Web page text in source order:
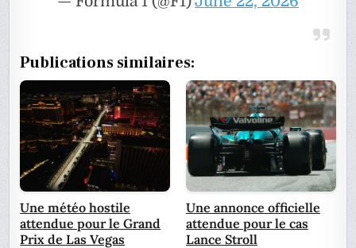
Publications similaires:
Une météo hostile
attendue pour le Grand
Prix de Las Vegas
Une annonce officielle
attendue pour le cas
Lance Stroll